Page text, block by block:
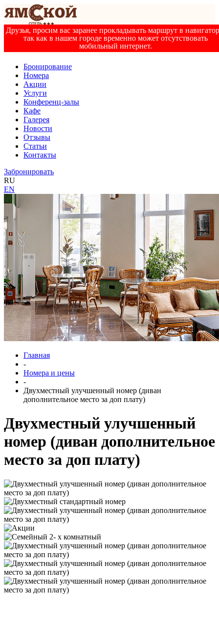
Друзья, просим вас заранее прокладывать маршрут в
так как в нашем городе временно может отсутствовать
мобильный интернет.
Бронирование
Номера
Акции
Услуги
Конференц-залы
Кафе
Галерея
Новости
Отзывы
Статьи
Контакты
Забронировать
RU
EN
Главная
-
Номера и цены
-
Двухместный улучшенный номер (диван
дополнительное место за доп плату)
Двухместный улучшенный
номер (диван дополнительное
место за доп плату)